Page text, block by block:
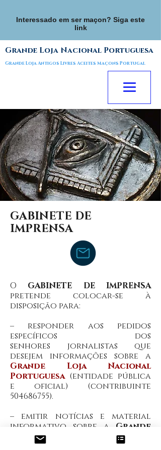
Interessado em ser maçon? Siga este
link
Grande Loja Nacional Portuguesa
Grande Loja Antigos Livres Aceites Maçons Portugal
GABINETE DE
IMPRENSA
O GABINETE DE IMPRENSA
pretende colocar-se à
disposição para:
– responder aos pedidos
específicos dos
senhores jornalistas que
desejem informações sobre a
Grande Loja Nacional
Portuguesa(entidade pública
e oficial) (contribuinte
504686755).
– emitir notícias e material
informativo sobre a Grande
Loja Nacional Portuguesa